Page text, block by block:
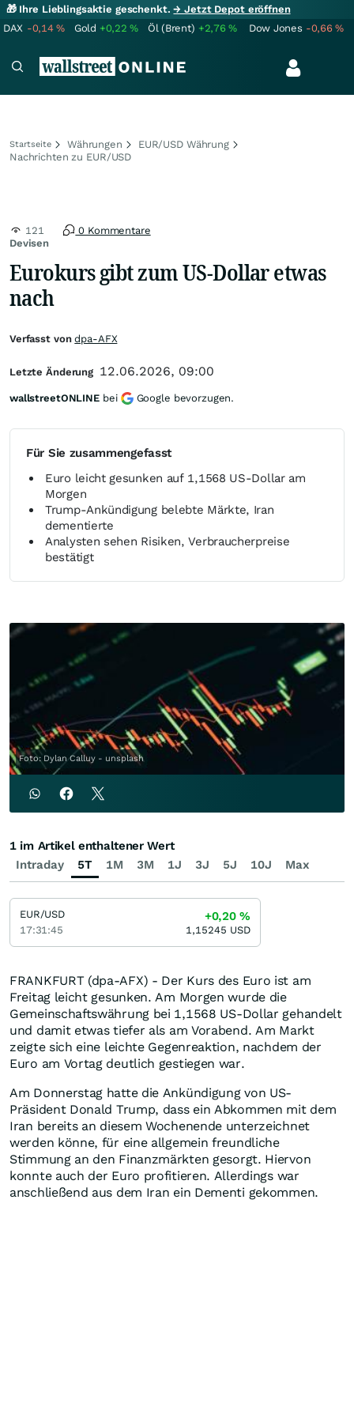
🎁 Ihre Lieblingsaktie geschenkt.→ Jetzt Depot eröffnen
DAX -0,14% Gold +0,22% Öl (Brent) +2,76% Dow Jones -0,66%
Startseite Währungen
EUR/USD Währung
Nachrichten zu EUR/USD
Devisen
121 0 Kommentare
Eurokurs gibt zum US-Dollar etwas
nach
Für Sie zusammengefasst
Euro leicht gesunken auf 1,1568 US-Dollar am
Morgen
Trump‑Ankündigung belebte Märkte, Iran
dementierte
Analysten sehen Risiken, Verbraucherpreise
bestätigt
Foto: Dylan Calluy - unsplash
FRANKFURT (dpa-AFX) - Der Kurs des Euro ist am
Freitag leicht gesunken. Am Morgen wurde die
Gemeinschaftswährung bei 1,1568 US-Dollar gehandelt
und damit etwas tiefer als am Vorabend. Am Markt
zeigte sich eine leichte Gegenreaktion, nachdem der
Euro am Vortag deutlich gestiegen war.
Am Donnerstag hatte die Ankündigung von US-
Präsident Donald Trump, dass ein Abkommen mit dem
Iran bereits an diesem Wochenende unterzeichnet
werden könne, für eine allgemein freundliche
Stimmung an den Finanzmärkten gesorgt. Hiervon
konnte auch der Euro profitieren. Allerdings war
anschließend aus dem Iran ein Dementi gekommen.
Verfasst vondpa-AFX
Letzte Änderung 12.06.2026, 09:00
wallstreetONLINE bei Google bevorzugen.
Intraday 5T 1M 3M 1J 3J 5J 10J Max
1 im Artikel enthaltener Wert
EUR/USD
17:31:45
+0,20%
1,15245 USD